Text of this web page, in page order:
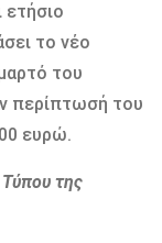
ετήσιο
το νέο
του
περίπτωσή του
ευρώ.
της